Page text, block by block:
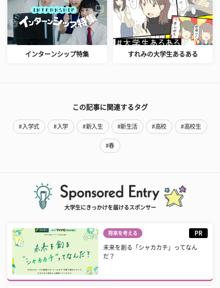
インターンシップ特集 すれみの大学生あるある
この記事に関連するタグ
#入学式 #入学 #新入生 #新生活 #高校 #高校生
#春
大学生にきっかけを届けるスポンサー
将来を考える PR
未来を創る「シャカカチ」ってなん
だ？